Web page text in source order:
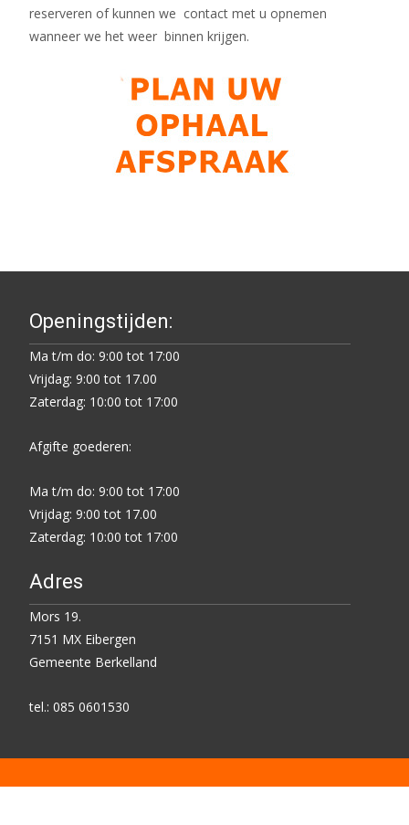
reserveren of kunnen we contact met u opnemen
wanneer we het weer binnen krijgen.
Openingstijden:
Ma t/m do: 9:00 tot 17:00
Vrijdag: 9:00 tot 17.00
Zaterdag: 10:00 tot 17:00
Afgifte goederen:
Ma t/m do: 9:00 tot 17:00
Vrijdag: 9:00 tot 17.00
Zaterdag: 10:00 tot 17:00
Adres
Mors 19.
7151 MX Eibergen
Gemeente Berkelland
tel.: 085 0601530